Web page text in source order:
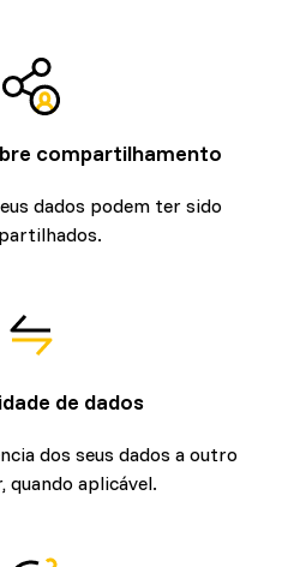
compartilhamento
dados podem ter sido
de dados
dos seus dados a outro
quando aplicável.